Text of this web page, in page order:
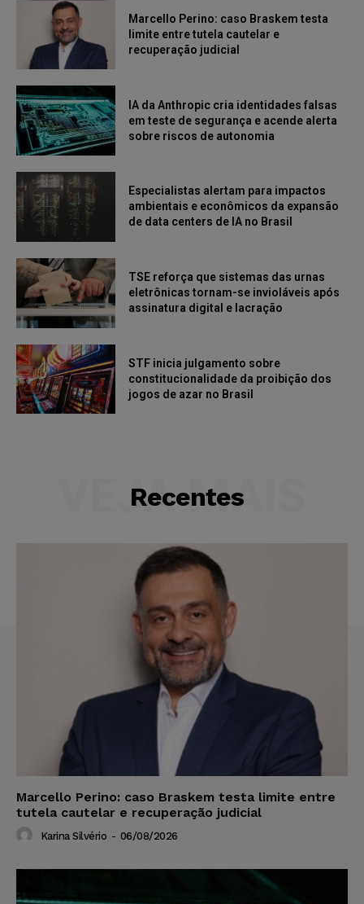
Marcello Perino: caso Braskem testa
limite entre tutela cautelar e
recuperação judicial
IA da Anthropic cria identidades falsas
em teste de segurança e acende alerta
sobre riscos de autonomia
Especialistas alertam para impactos
ambientais e econômicos da expansão
de data centers de IA no Brasil
TSE reforça que sistemas das urnas
eletrônicas tornam-se invioláveis após
assinatura digital e lacração
STF inicia julgamento sobre
constitucionalidade da proibição dos
jogos de azar no Brasil
Recentes
VEJA MAIS
Marcello Perino: caso Braskem testa limite entre
tutela cautelar e recuperação judicial
Karina Silvério - 06/08/2026